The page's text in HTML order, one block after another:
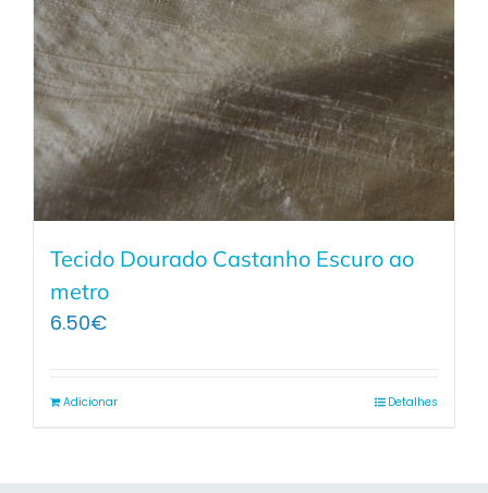
Tecido Dourado Castanho Escuro ao
metro
6.50€
Adicionar Detalhes